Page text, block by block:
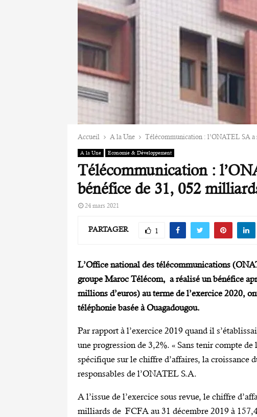
Accueil A la Une Télécommunication : l’ONATEL SA a
A la Une Economie & Développement
Télécommunication :
bénéfice de 31, 052
24 mars 2021
PARTAGER 1
L’Office national des télécommunications
groupe Maroc Télécom, a réalisé un bénéfice
millions d’euros) au terme de l’exercice 2020,
téléphonie basée à Ouagadougou.
Par rapport à l’exercice 2019 quand il
une progression de 3,2%. « Sans tenir compte
spécifique sur le chiffre d’affaires, la croissance
responsables de l’ONATEL S.A.
A l’issue de l’exercice sous revue, le chiffre
milliards de FCFA au 31 décembre 2019 à